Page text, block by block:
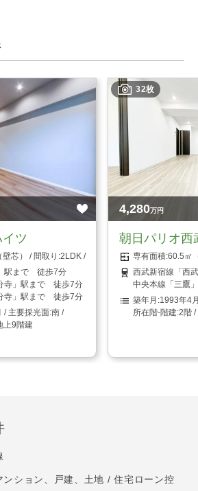
ツ
芯）
2LDK
駅まで 徒歩7分
寺」駅まで 徒歩7分
寺」駅まで 徒歩7分
南
上9階建
32枚
4,280万円
朝日パリオ西
60.5㎡
西武新宿線「西
中央本線「三鷹
1993年4
2階 /
ンション、戸建、土地 / 住宅ローン控